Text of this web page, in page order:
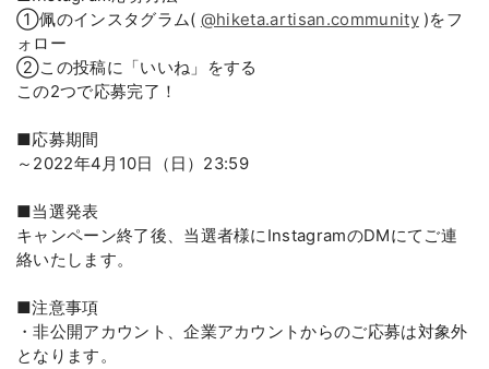
①佩のインスタグラム( @hiketa.artisan.community )をフ
ォロー
②この投稿に「いいね」をする
この2つで応募完了！
■応募期間
～2022年4月10日（日）23:59
■当選発表
キャンペーン終了後、当選者様にInstagramのDMにてご連
絡いたします。
■注意事項
・非公開アカウント、企業アカウントからのご応募は対象外
となります。